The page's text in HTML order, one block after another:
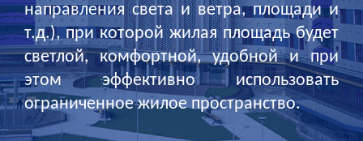
направления света и ветра, площади и
т.д.), при которой жилая площадь будет
светлой, комфортной, удобной и при
этом эффективно использовать
ограниченное жилое пространство.